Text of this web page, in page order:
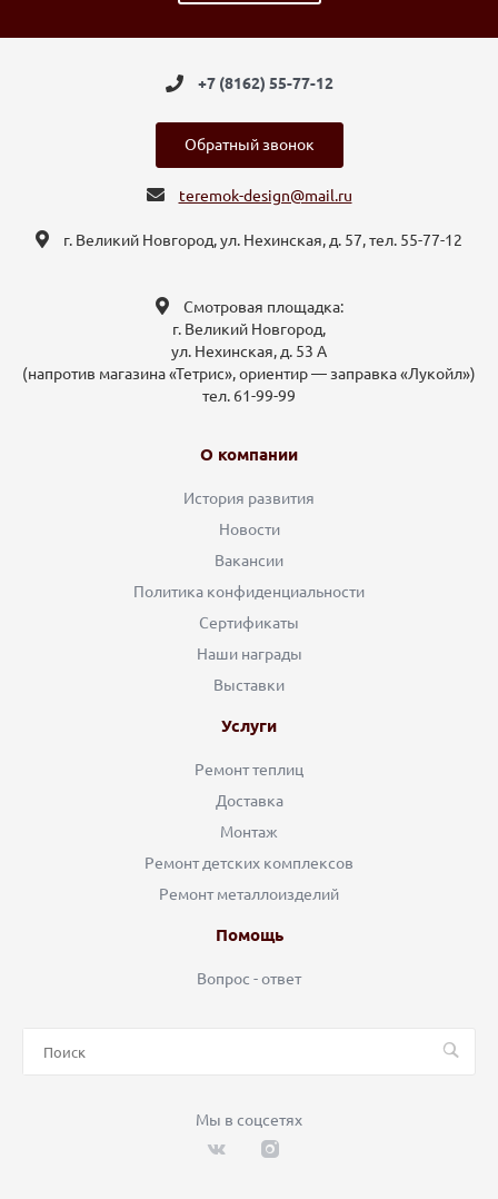
+7 (8162) 55-77-12
Обратный звонок
teremok-design@mail.ru
г. Великий Новгород, ул. Нехинская, д. 57, тел. 55-77-12
Смотровая площадка:
г. Великий Новгород,
ул. Нехинская, д. 53 А
(напротив магазина «Тетрис», ориентир — заправка «Лукойл»)
тел. 61-99-99
О компании
История развития
Новости
Вакансии
Политика конфиденциальности
Сертификаты
Наши награды
Выставки
Услуги
Ремонт теплиц
Доставка
Монтаж
Ремонт детских комплексов
Ремонт металлоизделий
Помощь
Вопрос - ответ
Мы в соцсетях